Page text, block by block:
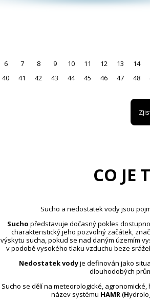
6 7 8 9 10 11 12 13 14
40 41 42 43 44 45 46 47 48
CO JE
Sucho a nedostatek vody jsou
Sucho představuje dočasný pokles
charakteristický jeho pozvolný začátek,
výskytu sucha, pokud se nad daným územím
v podobě vysokého tlaku vzduchu beze
Nedostatek vodyje definován jako
dlouhodobých
Sucho se dělí na meteorologické,
název systému HAMR(H